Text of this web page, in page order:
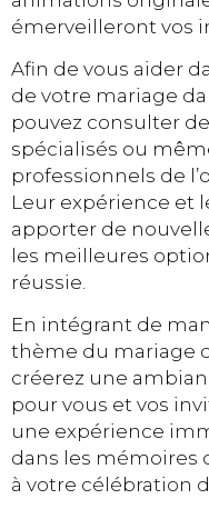
émerveilleront vos
Afin de vous aider
de votre mariage
pouvez consulter
spécialisés ou
professionnels de
Leur expérience et
apporter de
les meilleures
réussie.
En intégrant de
thème du mariage
créerez une
pour vous et vos
une expérience
dans les mémoires
à votre célébration